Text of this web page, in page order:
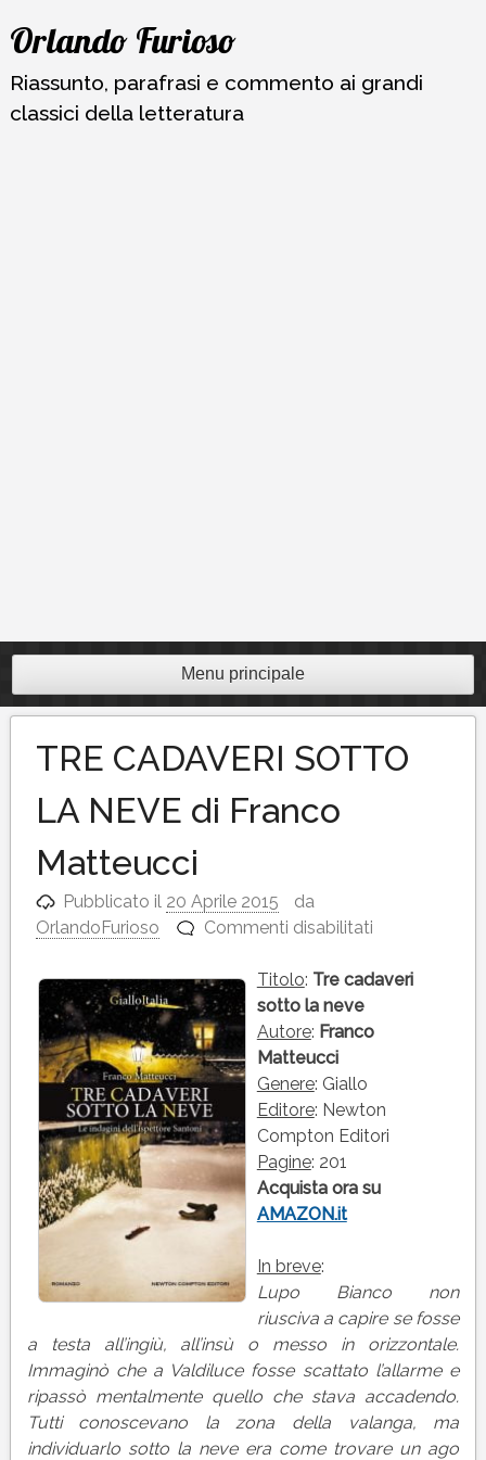
Vai
contenuto
Orlando Furioso
Riassunto, parafrasi e commento ai grandi
classici della letteratura
Menu principale
TRE CADAVERI SOTTO
LA NEVE di Franco
Matteucci
Pubblicato il 20 Aprile 2015
da
OrlandoFurioso
Commenti disabilitati
CADAVERI
LA
Franco
Matteucci
Titolo: Tre cadaveri
sotto la neve
Autore: Franco
Matteucci
Genere: Giallo
Editore: Newton
Compton Editori
Pagine: 201
Acquista ora su
AMAZON.it
In breve:
Lupo Bianco non
riusciva a capire se fosse
a testa all’ingiù, all’insù o messo in orizzontale.
Immaginò che a Valdiluce fosse scattato l’allarme e
ripassò mentalmente quello che stava accadendo.
Tutti conoscevano la zona della valanga, ma
individuarlo sotto la neve era come trovare un ago